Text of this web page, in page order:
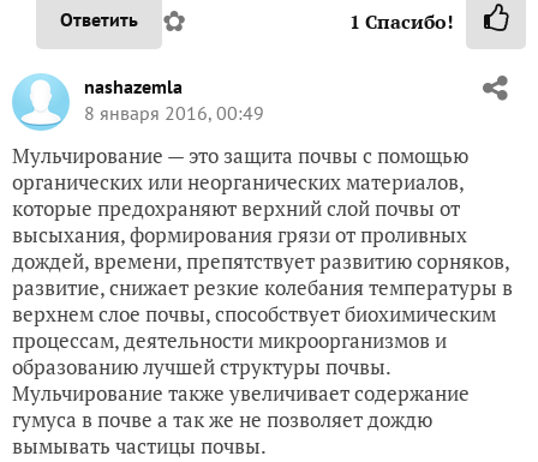
Ответить ✿ 1 Спасибо!
nashazemla
8 января 2016, 00:49
Мульчирование — это защита почвы с помощью
органических или неорганических материалов,
которые предохраняют верхний слой почвы от
высыхания, формирования грязи от проливных
дождей, времени, препятствует развитию сорняков,
развитие, снижает резкие колебания температуры в
верхнем слое почвы, способствует биохимическим
процессам, деятельности микроорганизмов и
образованию лучшей структуры почвы.
Мульчирование также увеличивает содержание
гумуса в почве а так же не позволяет дождю
вымывать частицы почвы.